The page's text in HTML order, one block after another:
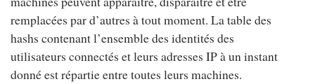
remplacées par d’autres à tout moment. La table des
hashs contenant l’ensemble des identités des
utilisateurs connectés et leurs adresses IP à un instant
donné est répartie entre toutes leurs machines.